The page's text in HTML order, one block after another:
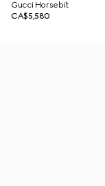
Gucci Horsebit
CA$5,580